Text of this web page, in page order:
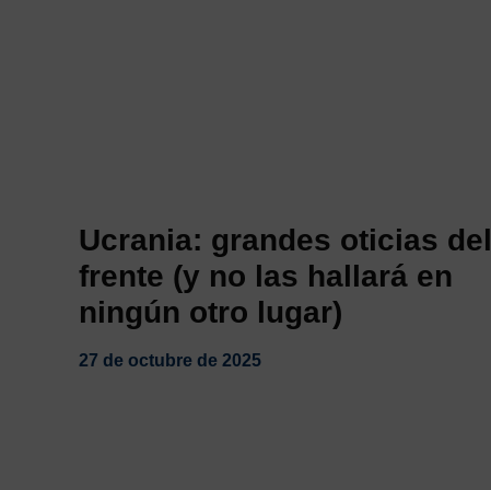
Ucrania: grandes oticias del
frente (y no las hallará en
ningún otro lugar)
27 de octubre de 2025